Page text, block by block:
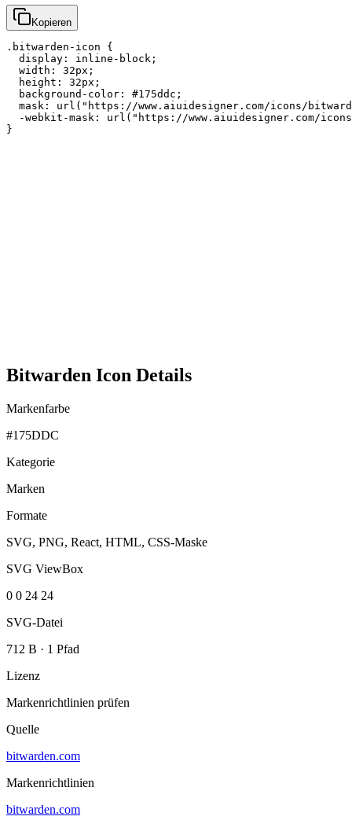
Kopieren
.bitwarden-icon {
  display: inline-block;
  width: 32px;
  height: 32px;
  background-color: #175ddc;
mask: url("https://www.aiuidesigner.com/icons/
-webkit-mask: url("https://www.aiuidesigner.com/
}
Bitwarden Icon Details
Markenfarbe
#175DDC
Kategorie
Marken
Formate
SVG, PNG, React, HTML, CSS-Maske
SVG ViewBox
0 0 24 24
SVG-Datei
712 B · 1 Pfad
Lizenz
Markenrichtlinien prüfen
Quelle
bitwarden.com
Markenrichtlinien
bitwarden.com